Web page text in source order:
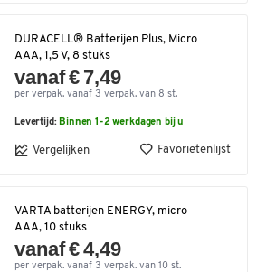
DURACELL® Batterijen Plus, Micro
AAA, 1,5 V, 8 stuks
vanaf € 7,49
per verpak. vanaf 3 verpak. van 8 st.
Levertijd: Binnen 1-2 werkdagen bij u
Vergelijken Favorietenlijst
VARTA batterijen ENERGY, micro
AAA, 10 stuks
vanaf € 4,49
per verpak. vanaf 3 verpak. van 10 st.